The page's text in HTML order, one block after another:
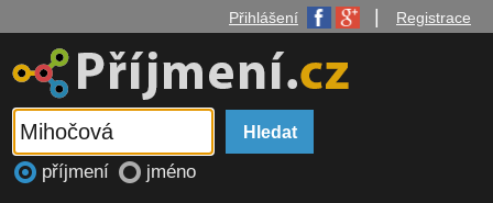
Přihlášení Registrace
příjmení jméno